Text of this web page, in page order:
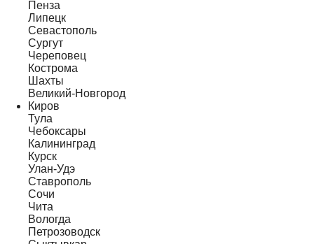
Пенза
Липецк
Севастополь
Сургут
Череповец
Кострома
Шахты
Великий-Новгород
Киров
Тула
Чебоксары
Калининград
Курск
Улан-Удэ
Ставрополь
Сочи
Чита
Вологда
Петрозоводск